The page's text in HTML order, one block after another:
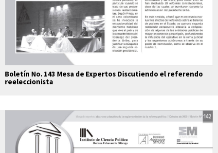
Boletín No. 143 Mesa de Expertos Discutiendo el referendo
reeleccionista